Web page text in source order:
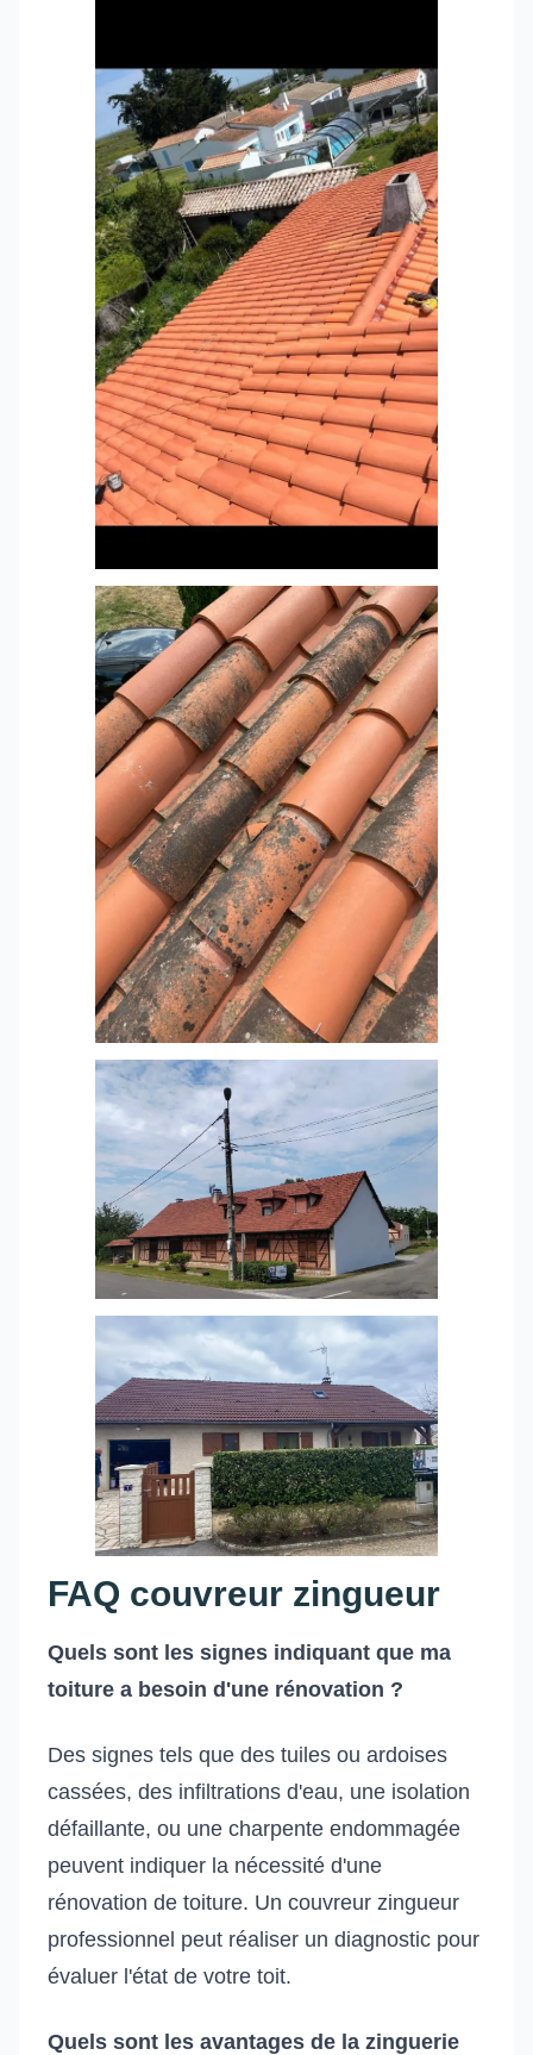
FAQ couvreur zingueur
Quels sont les signes indiquant que ma
toiture a besoin d'une rénovation ?
Des signes tels que des tuiles ou ardoises
cassées, des infiltrations d'eau, une isolation
défaillante, ou une charpente endommagée
peuvent indiquer la nécessité d'une
rénovation de toiture. Un couvreur zingueur
professionnel peut réaliser un diagnostic pour
évaluer l'état de votre toit.
Quels sont les avantages de la zinguerie